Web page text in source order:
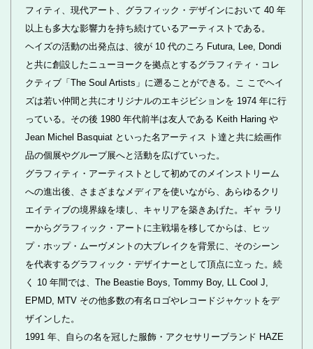
フィティ、現代アート、グラフィック・デザインにおいて 40 年
以上も多大な影響力を持ち続けているアーティストである。
ヘイズの活動の出発点は、彼が 10 代のころ Futura, Lee, Dondi
と共に創設したニューヨークを拠点とするグラフィティ・コレ
クティブ「The Soul Artists」に遡ることができる。こ こでヘイ
ズは若い仲間と共にオリジナルのエキジビションを 1974 年に行
っている。その後 1980 年代前半は友人である Keith Haring や
Jean Michel Basquiat といった名アーティス ト達と共に絵画作
品の個展やグループ展へと活動を広げていった。
グラフィティ・アーティストとして初めてのメインストリーム
への進出後、さまざまなメディアを使いながら、あらゆるクリ
エイティブの境界線を壊し、キャリアを築きあげた。ギャ ラリ
ーからグラフィック・アートに主戦場を移してからは、ヒッ
プ・ホップ・ムーヴメントの大ブレイクを背景に、そのシーン
を代表するグラフィック・デザイナーとして頂点に立っ た。続
く 10 年間では、The Beastie Boys, Tommy Boy, LL Cool J,
EPMD, MTV その他多数の有名ロゴやレコードジャケットをデ
ザインした。
1991 年、自らの名を冠した服飾・アクセサリーブランド HAZE